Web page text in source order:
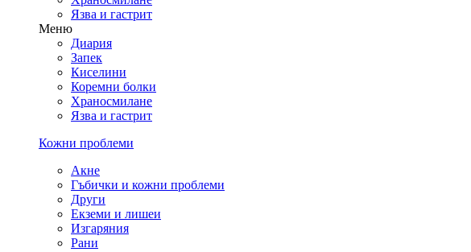
Язва и гастрит
Меню
Диария
Запек
Киселини
Коремни болки
Храносмилане
Язва и гастрит
Кожни проблеми
Акне
Гъбички и кожни проблеми
Други
Екземи и лишеи
Изгаряния
Рани